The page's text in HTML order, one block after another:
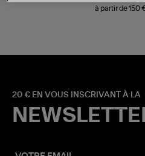
à partir de 150
20 € EN VOUS INSCRIVANT À LA